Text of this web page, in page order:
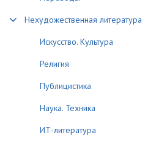
Нехудожественная литература
Искусство. Культура
Религия
Публицистика
Наука. Техника
ИТ-литература